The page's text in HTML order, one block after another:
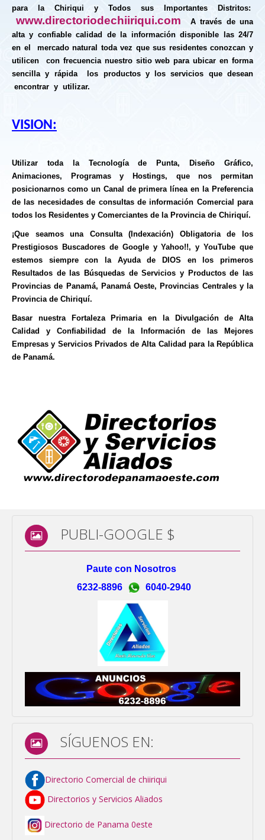
para la Chiriqui y Todos sus Importantes Distritos:
www.directoriodechiiriqui.com A través de una
alta y confiable calidad de la información disponible las 24/7
en el mercado natural toda vez que sus residentes conozcan y
utilicen con frecuencia nuestro sitio web para ubicar en forma
sencilla y rápida los productos y los servicios que desean
encontrar y utilizar.
VISION:
Utilizar toda la Tecnología de Punta, Diseño Gráfico,
Animaciones, Programas y Hostings, que nos permitan
posicionarnos como un Canal de primera línea en la Preferencia
de las necesidades de consultas de información Comercial para
todos los Residentes y Comerciantes de la Provincia de Chiriquí.
¡Que seamos una Consulta (Indexación) Obligatoria de los
Prestigiosos Buscadores de Google y Yahoo!!, y YouTube que
estemos siempre con la Ayuda de DIOS en los primeros
Resultados de las Búsquedas de Servicios y Productos de las
Provincias de Panamá, Panamá Oeste, Provincias Centrales y la
Provincia de Chiriquí.
Basar nuestra Fortaleza Primaria en la Divulgación de Alta
Calidad y Confiabilidad de la Información de las Mejores
Empresas y Servicios Privados de Alta Calidad para la República
de Panamá.
PUBLI-GOOGLE $
Paute con Nosotros
6232-8896
6040-2940
SÍGUENOS EN:
Directorio Comercial de chiiriqui
Directorios y Servicios Aliados
Directorio de Panama 0este